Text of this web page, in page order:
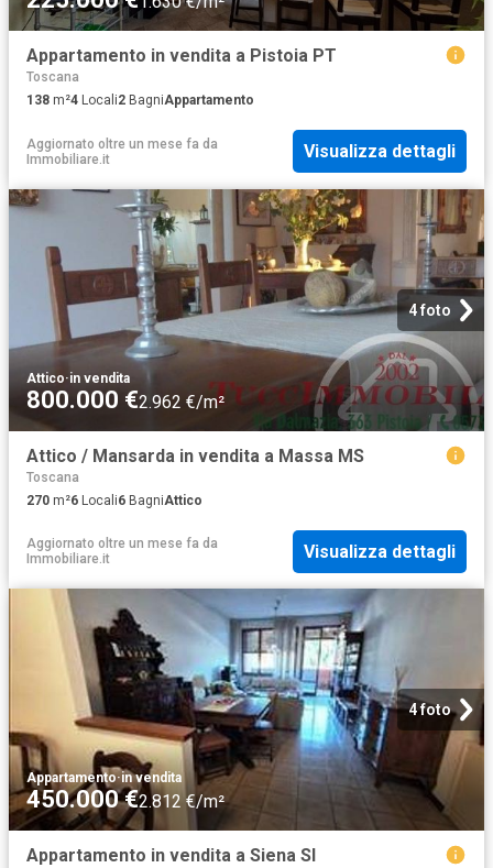
Appartamento in vendita a Pistoia PT
Toscana
138 m²4 Locali2 BagniAppartamento
Aggiornato oltre un mese fa da
Immobiliare.it
Visualizza dettagli
4 foto
Attico·in vendita
800.000 €2.962 €/m²
Attico / Mansarda in vendita a Massa MS
Toscana
270 m²6 Locali6 BagniAttico
Aggiornato oltre un mese fa da
Immobiliare.it
Visualizza dettagli
4 foto
Appartamento·in vendita
450.000 €2.812 €/m²
Appartamento in vendita a Siena SI